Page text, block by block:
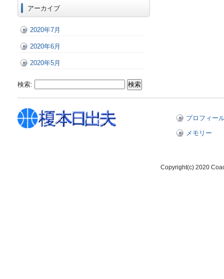
アーカイブ
2020年7月
2020年6月
2020年5月
検索:
プロフィー
メモリー
Copyright(c) 2020